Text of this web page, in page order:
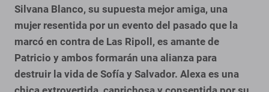
Silvana Blanco, su supuesta mejor amiga, una
mujer resentida por un evento del pasado que la
marcó en contra de Las Ripoll, es amante de
Patricio y ambos formarán una alianza para
destruir la vida de Sofía y Salvador. Alexa es una